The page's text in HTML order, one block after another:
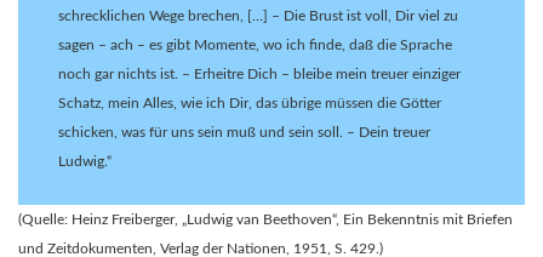
schrecklichen Wege brechen, […] – Die Brust ist voll, Dir viel zu
sagen – ach – es gibt Momente, wo ich finde, daß die Sprache
noch gar nichts ist. – Erheitre Dich – bleibe mein treuer einziger
Schatz, mein Alles, wie ich Dir, das übrige müssen die Götter
schicken, was für uns sein muß und sein soll. – Dein treuer
Ludwig.“
(Quelle: Heinz Freiberger, „Ludwig van Beethoven“, Ein Bekenntnis mit Briefen
und Zeitdokumenten, Verlag der Nationen, 1951, S. 429.)